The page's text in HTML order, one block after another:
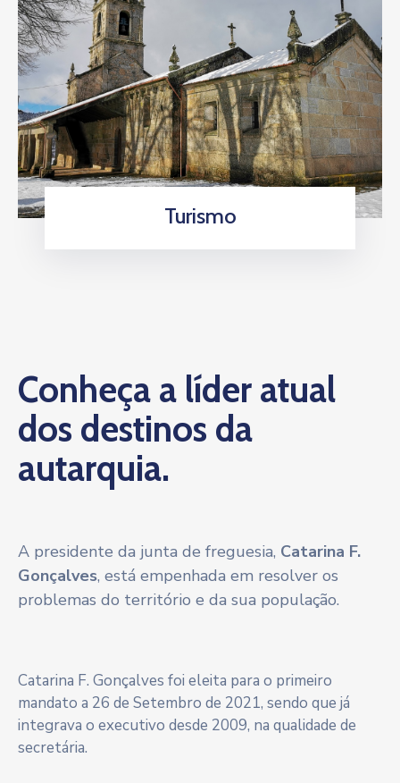
Turismo
Conheça a líder atual
dos destinos da
autarquia.
A presidente da junta de freguesia, Catarina F.
Gonçalves, está empenhada em resolver os
problemas do território e da sua população.
Catarina F. Gonçalves foi eleita para o primeiro
mandato a 26 de Setembro de 2021, sendo que já
integrava o executivo desde 2009, na qualidade de
secretária.